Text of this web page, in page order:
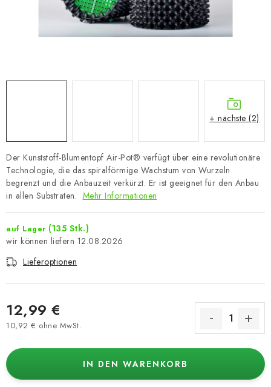
Der Kunststoff-Blumentopf Air-Pot® verfügt über eine revolutionäre
Technologie, die das spiralförmige Wachstum von Wurzeln
begrenzt und die Anbauzeit verkürzt. Er ist geeignet für den Anbau
in allen Substraten. Mehr Informationen
auf Lager (135 Stk.)
12.08.2026
Lieferoptionen
12,99 €
10,92 € ohne MwSt.
IN DEN WARENKORB
+ nächste (2)